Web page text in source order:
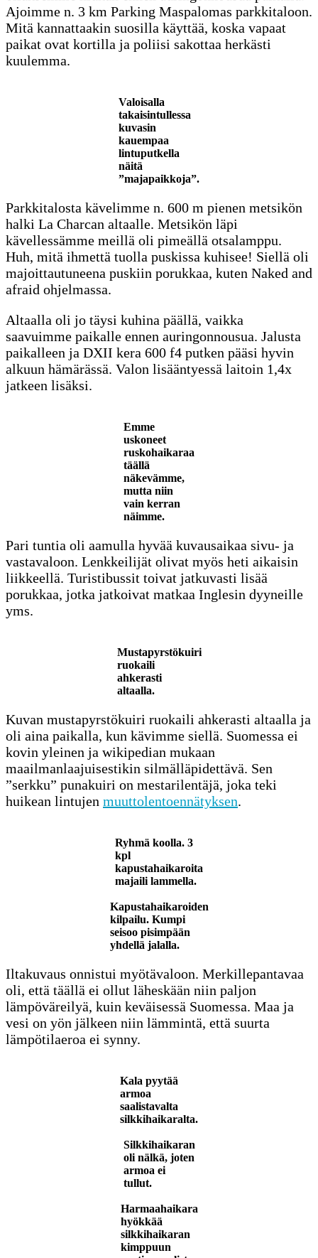
Ajoimme n. 3 km Parking Maspalomas parkkitaloon.
Mitä kannattaakin suosilla käyttää, koska vapaat
paikat ovat kortilla ja poliisi sakottaa herkästi
kuulemma.
Valoisalla
takaisintullessa
kuvasin
kauempaa
lintuputkella
näitä
”majapaikkoja”.
Parkkitalosta kävelimme n. 600 m pienen metsikön
halki La Charcan altaalle. Metsikön läpi
kävellessämme meillä oli pimeällä otsalamppu.
Huh, mitä ihmettä tuolla puskissa kuhisee! Siellä oli
majoittautuneena puskiin porukkaa, kuten Naked and
afraid ohjelmassa.
Altaalla oli jo täysi kuhina päällä, vaikka
saavuimme paikalle ennen auringonnousua. Jalusta
paikalleen ja DXII kera 600 f4 putken pääsi hyvin
alkuun hämärässä. Valon lisääntyessä laitoin 1,4x
jatkeen lisäksi.
Emme
uskoneet
ruskohaikaraa
täällä
näkevämme,
mutta niin
vain kerran
näimme.
Pari tuntia oli aamulla hyvää kuvausaikaa sivu- ja
vastavaloon. Lenkkeilijät olivat myös heti aikaisin
liikkeellä. Turistibussit toivat jatkuvasti lisää
porukkaa, jotka jatkoivat matkaa Inglesin dyyneille
yms.
Mustapyrstökuiri
ruokaili
ahkerasti
altaalla.
Kuvan mustapyrstökuiri ruokaili ahkerasti altaalla ja
oli aina paikalla, kun kävimme siellä. Suomessa ei
kovin yleinen ja wikipedian mukaan
maailmanlaajuisestikin silmälläpidettävä. Sen
”serkku” punakuiri on mestarilentäjä, joka teki
huikean lintujen muuttolentoennätyksen.
Ryhmä koolla. 3
kpl
kapustahaikaroita
majaili lammella.
Kapustahaikaroiden
kilpailu. Kumpi
seisoo pisimpään
yhdellä jalalla.
Iltakuvaus onnistui myötävaloon. Merkillepantavaa
oli, että täällä ei ollut läheskään niin paljon
lämpöväreilyä, kuin keväisessä Suomessa. Maa ja
vesi on yön jälkeen niin lämmintä, että suurta
lämpötilaeroa ei synny.
Kala pyytää
armoa
saalistavalta
silkkihaikaralta.
Silkkihaikaran
oli nälkä, joten
armoa ei
tullut.
Harmaahaikara
hyökkää
silkkihaikaran
kimppuun